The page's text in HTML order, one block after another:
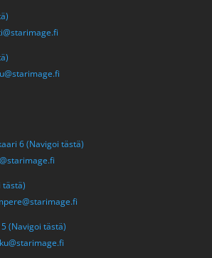
6 (Navigoi tästä)
tästä)
(Navigoi tästä)